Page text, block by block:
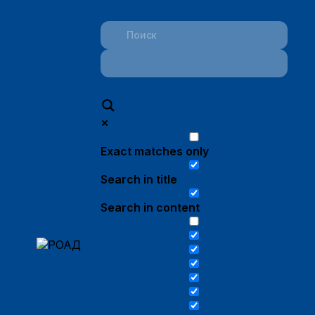
Exact matches only
Search in title
Search in content